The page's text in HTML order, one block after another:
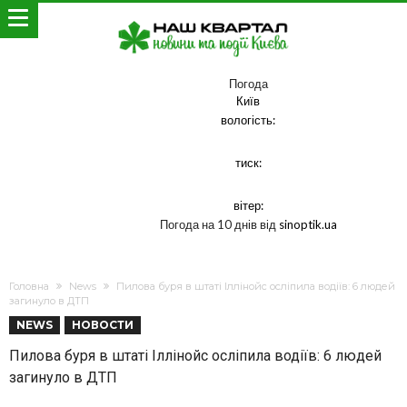
Погода
Київ
вологість:
тиск:
вітер:
Погода на 10 днів від sinoptik.ua
Головна News
Пилова буря в штаті Іллінойс осліпила водіїв: 6 людей
загинуло в ДТП
NEWS НОВОСТИ
Пилова буря в штаті Іллінойс осліпила водіїв: 6 людей
загинуло в ДТП